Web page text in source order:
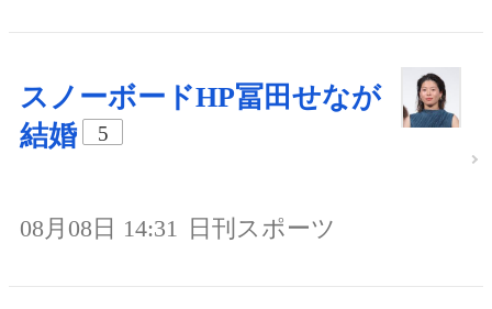
スノーボードHP冨田せなが
結婚
5
08月08日 14:31 日刊スポーツ